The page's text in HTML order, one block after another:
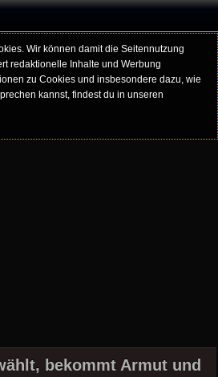
Wir können damit die Seitennutzung
redaktionelle Inhalte und Werbung
zu Cookies und insbesondere dazu, wie
kannst, findest du in unseren
bekommt Armut und